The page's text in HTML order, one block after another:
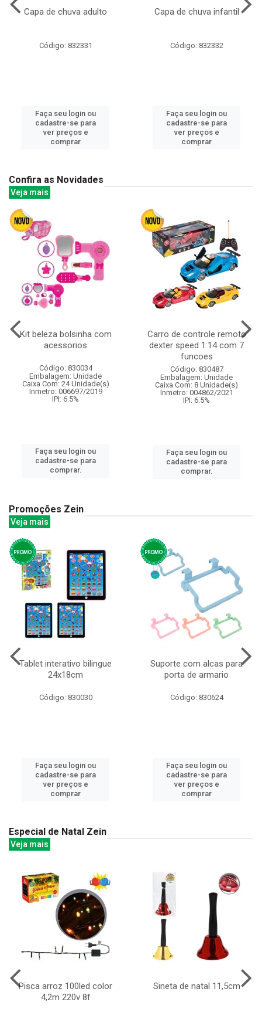
Capa de chuva adulto
Código: 832331
Faça seu login ou
cadastre-se para
ver preços e
comprar
Capa de chuva infantil
Código: 832332
Faça seu login ou
cadastre-se para
ver preços e
comprar
Confira as Novidades
Veja mais
Kit beleza bolsinha com
acessorios
Código: 830034
Embalagem: Unidade
Caixa Com: 24 Unidade(s)
Inmetro: 006697/2019
IPI: 6.5%
Faça seu login ou
cadastre-se para
comprar.
Carro de controle remoto
dexter speed 1:14 com 7
funcoes
Código: 830487
Embalagem: Unidade
Caixa Com: 8 Unidade(s)
Inmetro: 004862/2021
IPI: 6.5%
Faça seu login ou
cadastre-se para
comprar.
Promoções Zein
Veja mais
Tablet interativo bilingue
24x18cm
Código: 830030
Faça seu login ou
cadastre-se para
ver preços e
comprar
Suporte com alcas para
porta de armario
Código: 830624
Faça seu login ou
cadastre-se para
ver preços e
comprar
Especial de Natal Zein
Veja mais
Pisca arroz 100led color
4,2m 220v 8f
Sineta de natal 11,5cm